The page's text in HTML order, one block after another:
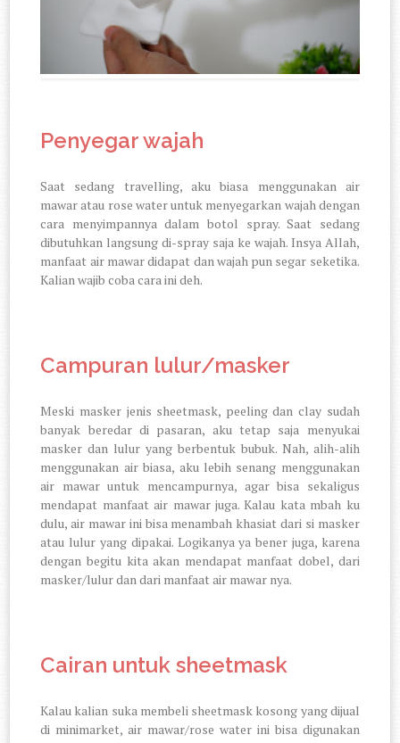
Penyegar wajah
Saat sedang travelling, aku biasa menggunakan air
mawar atau rose water untuk menyegarkan wajah dengan
cara menyimpannya dalam botol spray. Saat sedang
dibutuhkan langsung di-spray saja ke wajah. Insya Allah,
manfaat air mawar didapat dan wajah pun segar seketika.
Kalian wajib coba cara ini deh.
Campuran lulur/masker
Meski masker jenis sheetmask, peeling dan clay sudah
banyak beredar di pasaran, aku tetap saja menyukai
masker dan lulur yang berbentuk bubuk. Nah, alih-alih
menggunakan air biasa, aku lebih senang menggunakan
air mawar untuk mencampurnya, agar bisa sekaligus
mendapat manfaat air mawar juga. Kalau kata mbah ku
dulu, air mawar ini bisa menambah khasiat dari si masker
atau lulur yang dipakai. Logikanya ya bener juga, karena
dengan begitu kita akan mendapat manfaat dobel, dari
masker/lulur dan dari manfaat air mawar nya.
Cairan untuk sheetmask
Kalau kalian suka membeli sheetmask kosong yang dijual
di minimarket, air mawar/rose water ini bisa digunakan